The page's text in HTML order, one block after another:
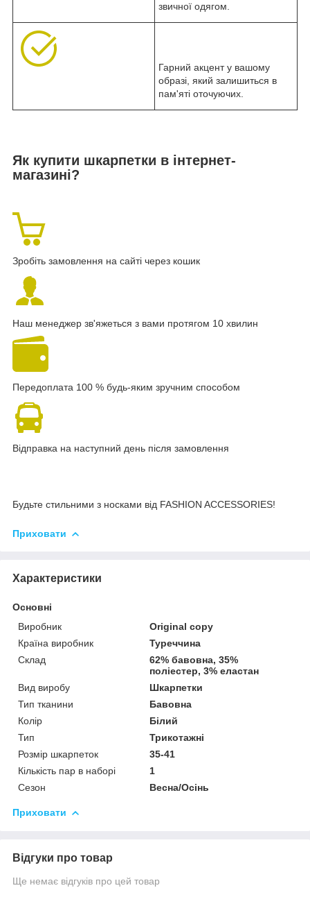
звичної одягом.
Гарний акцент у вашому
образі, який залишиться в
пам'яті оточуючих.
Як купити шкарпетки в інтернет-
магазині?
Зробіть замовлення на сайті через кошик
Наш менеджер зв'яжеться з вами протягом 10 хвилин
Передоплата 100 % будь-яким зручним способом
Відправка на наступний день після замовлення
Будьте стильними з носками від FASHION ACCESSORIES!
Приховати
Характеристики
Основні
Виробник
Original copy
Країна виробник
Туреччина
Склад
62% бавовна, 35%
поліестер, 3% еластан
Вид виробу
Шкарпетки
Тип тканини
Бавовна
Колір
Білий
Тип
Трикотажні
Розмір шкарпеток
35-41
Кількість пар в наборі
1
Сезон
Весна/Осінь
Приховати
Відгуки про товар
Ще немає відгуків про цей товар